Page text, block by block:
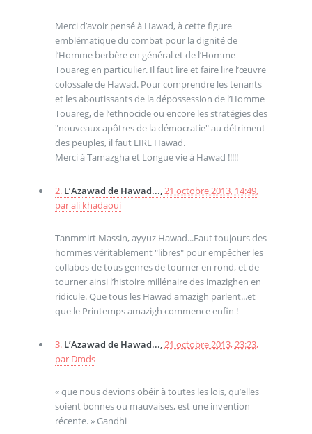
Merci d’avoir pensé à Hawad, à cette figure
emblématique du combat pour la dignité de
l’Homme berbère en général et de l’Homme
Touareg en particulier. Il faut lire et faire lire l’œuvre
colossale de Hawad. Pour comprendre les tenants
et les aboutissants de la dépossession de l’Homme
Touareg, de l’ethnocide ou encore les stratégies des
"nouveaux apôtres de la démocratie" au détriment
des peuples, il faut LIRE Hawad.
Merci à Tamazgha et Longue vie à Hawad !!!!!
2. L’Azawad de Hawad..., 21 octobre 2013, 14:49,
parali khadaoui
Tanmmirt Massin, ayyuz Hawad...Faut toujours des
hommes véritablement "libres" pour empêcher les
collabos de tous genres de tourner en rond, et de
tourner ainsi l’histoire millénaire des imazighen en
ridicule. Que tous les Hawad amazigh parlent...et
que le Printemps amazigh commence enfin !
3. L’Azawad de Hawad...,21 octobre 2013, 23:23,
par Dmds
« que nous devions obéir à toutes les lois, qu’elles
soient bonnes ou mauvaises, est une invention
récente. » Gandhi